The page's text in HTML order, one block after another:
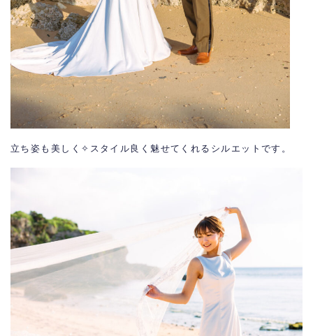
立ち姿も美しく✧スタイル良く魅せてくれるシルエットです。